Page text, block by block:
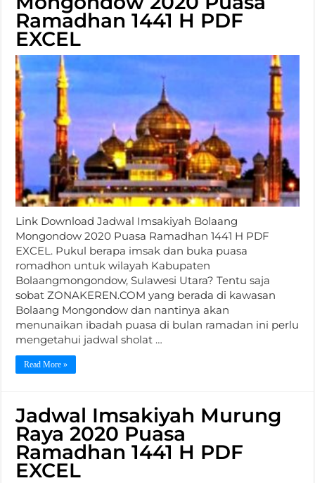
Ramadhan 1441 H PDF
EXCEL
Link Download Jadwal Imsakiyah Bolaang
Mongondow 2020 Puasa Ramadhan 1441 H PDF
EXCEL. Pukul berapa imsak dan buka puasa
romadhon untuk wilayah Kabupaten
Bolaangmongondow, Sulawesi Utara? Tentu saja
sobat ZONAKEREN.COM yang berada di kawasan
Bolaang Mongondow dan nantinya akan
menunaikan ibadah puasa di bulan ramadan ini perlu
mengetahui jadwal sholat …
Read More »
Jadwal Imsakiyah Murung
Raya 2020 Puasa
Ramadhan 1441 H PDF
EXCEL